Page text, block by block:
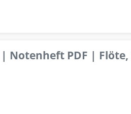
Notenheft PDF |